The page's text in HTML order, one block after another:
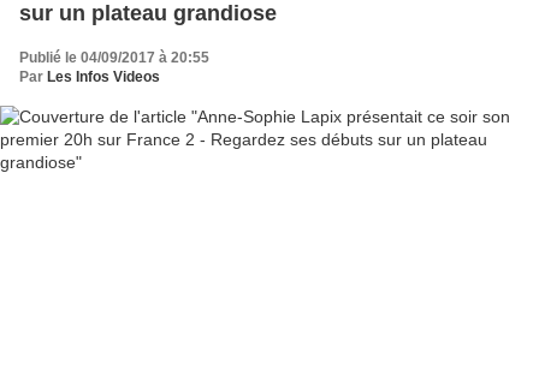
sur un plateau grandiose
Publié le 04/09/2017 à 20:55
Par Les Infos Videos